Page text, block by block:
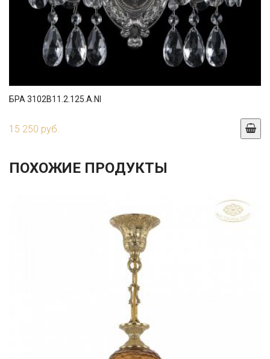
БРА 3102B11.2.125.A.NI
15 250 руб.
ПОХОЖИЕ ПРОДУКТЫ